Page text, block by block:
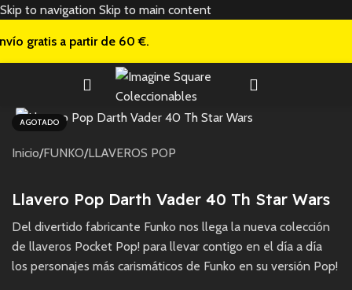
Skip to navigation Skip to main content
gratis a partir de 60 €.
AGOTADO
Inicio/FUNKO/LLAVEROS POP
Llavero Pop Darth Vader 40 Th Star Wars
Del divertido fabricante Funko nos llega la nueva colección
de llaveros Pocket Pop! para llevar contigo en el día a día
los personajes más carismáticos de Funko en su versión Pop!